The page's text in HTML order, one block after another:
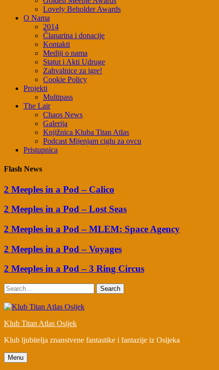
Lovely Beholder Awards
O Nama
2014
Članarina i donacije
Kontakti
Mediji o nama
Statut i Akti Udruge
Zahvalnice za igre!
Cookie Policy
Projekti
Multipass
The Lair
Chaos News
Galerija
Knjižnica Kluba Titan Atlas
Podcast Mijenjam ciglu za ovcu
Pristupnica
Flash News
2 Meeples in a Pod – Calico
2 Meeples in a Pod – Lost Seas
2 Meeples in a Pod – MLEM: Space Agency
2 Meeples in a Pod – Voyages
2 Meeples in a Pod – 3 Ring Circus
Search
Klub Titan Atlas Osijek
Klub ljubitelja znanstvene fantastike i fantazije iz Osijeka
Menu